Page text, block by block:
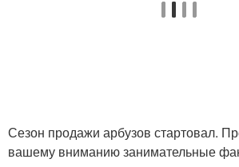
Сезон продажи арбузов стартовал.
вашему вниманию занимательные